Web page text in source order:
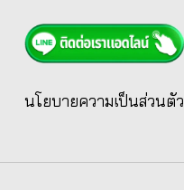
นโยบายความเป็นส่วนตัว